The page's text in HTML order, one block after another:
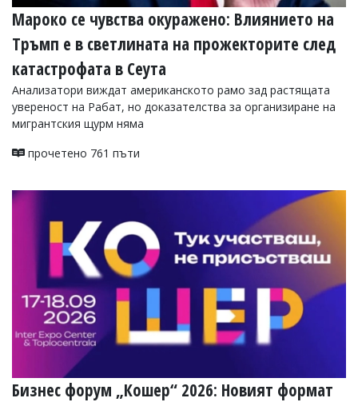
Мароко се чувства окуражено: Влиянието на
Тръмп е в светлината на прожекторите след
катастрофата в Сеута
Анализатори виждат американското рамо зад растящата
увереност на Рабат, но доказателства за организиране на
мигрантския щурм няма
прочетено 761 пъти
Бизнес форум „Кошер“ 2026: Новият формат